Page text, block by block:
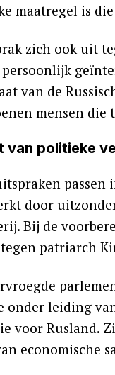
maatregel is
zich ook uit
van de
mensen die
van politieke
door
Bij de
tegen patriarch
onder leiding
voor Rusland.
economische